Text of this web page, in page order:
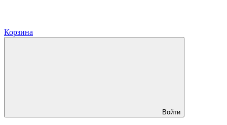
Корзина
Войти